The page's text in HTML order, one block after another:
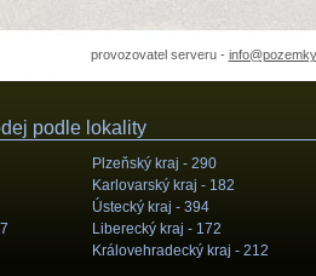
provozovatel serveru -
podle lokality
Plzeňský kraj - 290
Karlovarský kraj - 182
Ústecký kraj - 394
Liberecký kraj - 172
Královehradecký kraj - 212